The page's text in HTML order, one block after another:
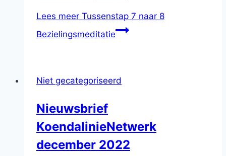
Lees meer Tussenstap 7 naar 8
Bezielingsmeditatie
Niet gecategoriseerd
Nieuwsbrief
KoendalinieNetwerk
december 2022